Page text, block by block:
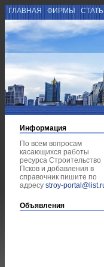
ГЛАВНАЯ ФИРМЫ
Информация
По всем вопросам
касающихся работы
ресурса Строительство
Псков и добавления в
справочник пишите по
адресу stroy-
Объявления